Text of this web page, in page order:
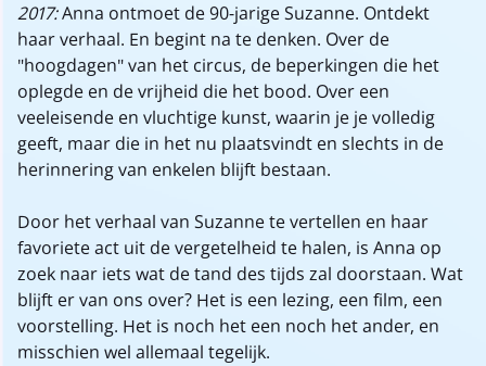
2017:Anna ontmoet de 90-jarige Suzanne. Ontdekt
haar verhaal. En begint na te denken. Over de
"hoogdagen" van het circus, de beperkingen die het
oplegde en de vrijheid die het bood. Over een
veeleisende en vluchtige kunst, waarin je je volledig
geeft, maar die in het nu plaatsvindt en slechts in de
herinnering van enkelen blijft bestaan.
Door het verhaal van Suzanne te vertellen en haar
favoriete act uit de vergetelheid te halen, is Anna op
zoek naar iets wat de tand des tijds zal doorstaan. Wat
blijft er van ons over? Het is een lezing, een film, een
voorstelling. Het is noch het een noch het ander, en
misschien wel allemaal tegelijk.